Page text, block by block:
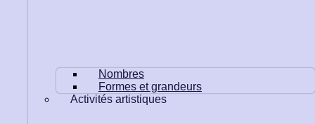
Nombres
Formes et grandeurs
Activités artistiques